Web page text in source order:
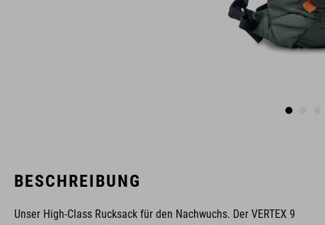
BESCHREIBUNG
Unser High-Class Rucksack für den Nachwuchs. Der VERTEX 9